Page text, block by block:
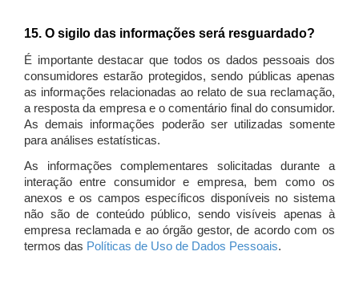
15. O sigilo das informações será resguardado?
É importante destacar que todos os dados pessoais dos
consumidores estarão protegidos, sendo públicas apenas
as informações relacionadas ao relato de sua reclamação,
a resposta da empresa e o comentário final do consumidor.
As demais informações poderão ser utilizadas somente
para análises estatísticas.
As informações complementares solicitadas durante a
interação entre consumidor e empresa, bem como os
anexos e os campos específicos disponíveis no sistema
não são de conteúdo público, sendo visíveis apenas à
empresa reclamada e ao órgão gestor, de acordo com os
termos das Políticas de Uso de Dados Pessoais.